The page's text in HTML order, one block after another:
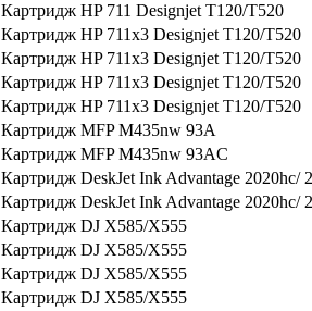
Картридж HP 711 Designjet T120/T520
Картридж HP 711x3 Designjet T120/T520
Картридж HP 711x3 Designjet T120/T520
Картридж HP 711x3 Designjet T120/T520
Картридж HP 711x3 Designjet T120/T520
Картридж MFP M435nw 93A
Картридж MFP M435nw 93AC
Картридж DeskJet Ink Advantage 2020hc/
Картридж DeskJet Ink Advantage 2020hc/
Картридж DJ X585/X555
Картридж DJ X585/X555
Картридж DJ X585/X555
Картридж DJ X585/X555